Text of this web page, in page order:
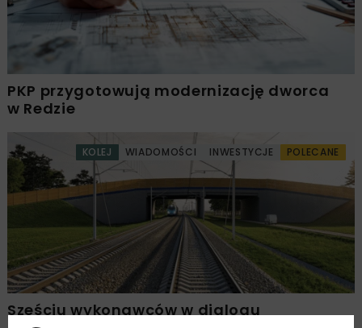
PKP przygotowują modernizację dworca
w Redzie
KOLEJ WIADOMOŚCI INWESTYCJE POLECANE
Sześciu wykonawców w dialogu